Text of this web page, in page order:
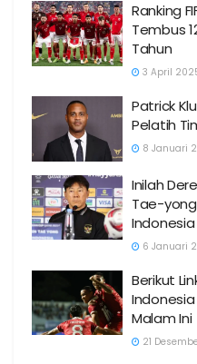
Ranking
Tembus
Tahun
3 April
Patrick
Pelatih
8 Januari
Inilah
Tae-
Indonesia
6 Januari
Berikut
Indonesia
Malam Ini
21